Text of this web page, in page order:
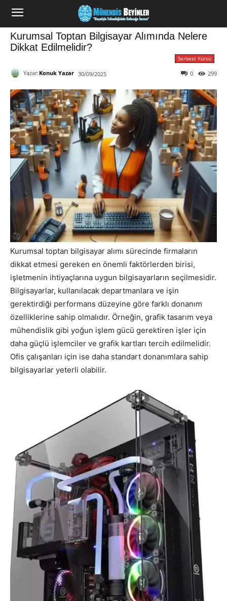
Kurumsal Toptan Bilgisayar Alımında Nelere
Dikkat Edilmelidir?
Serbest Kürsü
Yazar: Konuk Yazar 30/09/2025 299
0
Kurumsal toptan bilgisayar alımı sürecinde firmaların
dikkat etmesi gereken en önemli faktörlerden birisi,
işletmenin ihtiyaçlarına uygun bilgisayarların seçilmesidir.
Bilgisayarlar, kullanılacak departmanlara ve işin
gerektirdiği performans düzeyine göre farklı donanım
özelliklerine sahip olmalıdır. Örneğin, grafik tasarım veya
mühendislik gibi yoğun işlem gücü gerektiren işler için
daha güçlü işlemciler ve grafik kartları tercih edilmelidir.
Ofis çalışanları için ise daha standart donanımlara sahip
bilgisayarlar yeterli olabilir.